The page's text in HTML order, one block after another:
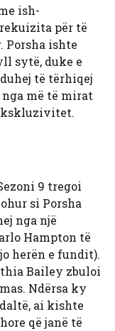
ish-
për të
Porsha ishte
sytë, duke e
të tërhiqej
nga më të mirat
9 tregoi
si Porsha
nga një
Hampton të
herën e fundit).
Bailey zbuloi
Ndërsa ky
ai kishte
që janë të